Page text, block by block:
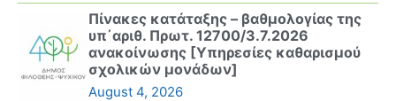
Πίνακες κατάταξης – βαθμολογίας της
υπ΄αριθ. Πρωτ. 12700/3.7.2026
ανακοίνωσης [Υπηρεσίες καθαρισμού
σχολικών μονάδων]
August 4, 2026